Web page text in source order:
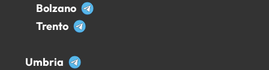
Bolzano
Trento
Umbria